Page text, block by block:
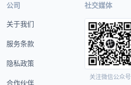
公司
关于我们
服务条款
隐私政策
合作伙伴
社交媒体
关注微信公众号